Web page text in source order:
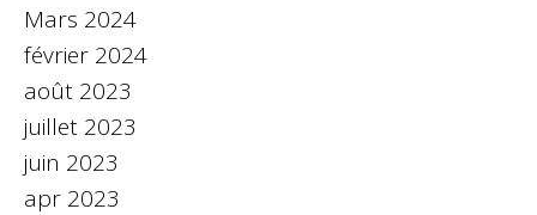
Mars 2024
février 2024
août 2023
juillet 2023
juin 2023
apr 2023